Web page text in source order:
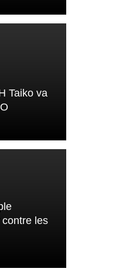
Taiko va
contre les